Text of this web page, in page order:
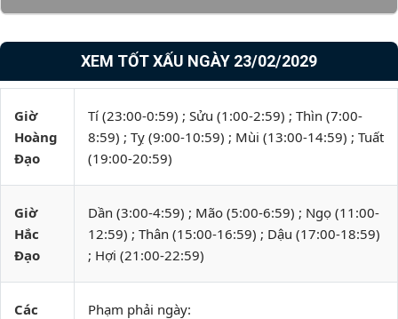
XEM TỐT XẤU NGÀY 23/02/2029
Giờ
Hoàng
Đạo
Tí (23:00-0:59) ; Sửu (1:00-2:59) ; Thìn (7:00-
8:59) ; Tỵ (9:00-10:59) ; Mùi (13:00-14:59) ; Tuất
(19:00-20:59)
Giờ
Hắc
Đạo
Dần (3:00-4:59) ; Mão (5:00-6:59) ; Ngọ (11:00-
12:59) ; Thân (15:00-16:59) ; Dậu (17:00-18:59)
; Hợi (21:00-22:59)
Các
Phạm phải ngày: